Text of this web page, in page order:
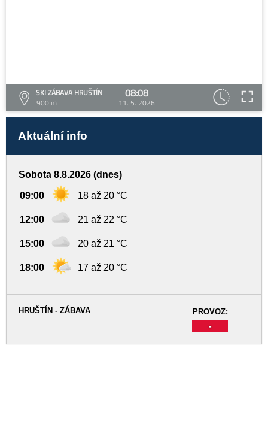
SKI ZÁBAVA HRUŠTÍN
900 m
08:08
11. 5. 2026
Aktuální info
Sobota 8.8.2026 (dnes)
09:00 18 až 20 °C
12:00 21 až 22 °C
15:00 20 až 21 °C
18:00 17 až 20 °C
PROVOZ:
-
HRUŠTÍN - ZÁBAVA